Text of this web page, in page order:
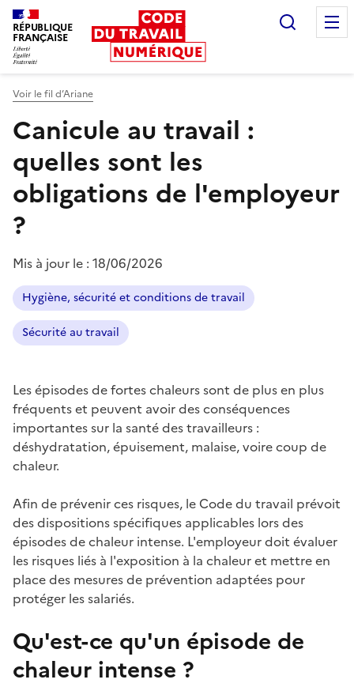
RÉPUBLIQUE
FRANÇAISE
Voir le fil d’Ariane
Canicule au travail :
quelles sont les
obligations de l'employeur
?
Mis à jour le : 18/06/2026
Hygiène, sécurité et conditions de travail
Sécurité au travail
Les épisodes de fortes chaleurs sont de plus en plus
fréquents et peuvent avoir des conséquences
importantes sur la santé des travailleurs :
déshydratation, épuisement, malaise, voire coup de
chaleur.
Afin de prévenir ces risques, le Code du travail prévoit
des dispositions spécifiques applicables lors des
épisodes de chaleur intense. L'employeur doit évaluer
les risques liés à l'exposition à la chaleur et mettre en
place des mesures de prévention adaptées pour
protéger les salariés.
Qu'est-ce qu'un épisode de
chaleur intense ?